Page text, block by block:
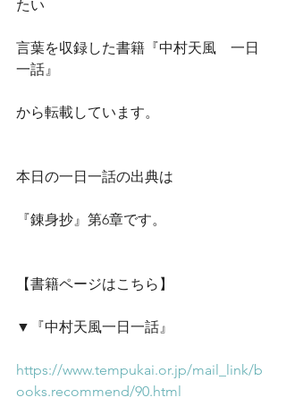
たい
言葉を収録した書籍『中村天風　一日
一話』
から転載しています。
本日の一日一話の出典は
『錬身抄』第6章です。
【書籍ページはこちら】
▼『中村天風一日一話』
https://www.tempukai.or.jp/mail_link/b
ooks.recommend/90.html